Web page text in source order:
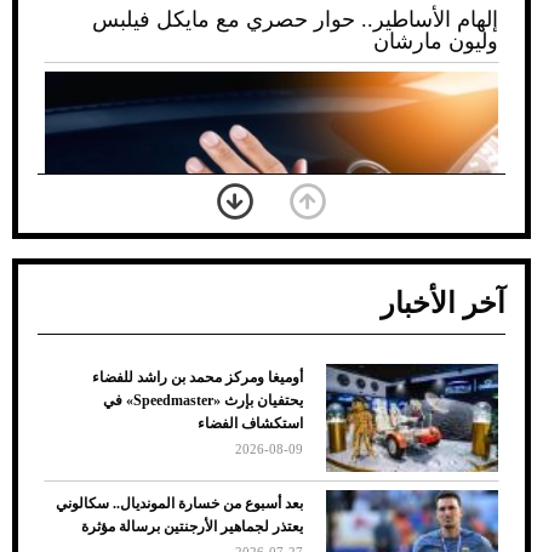
إلهام الأساطير.. حوار حصري مع مايكل فيلبس
وليون مارشان
ضعف تبريد مكيف السيارة عند الوقوف.. أشهر
الأسباب والحلول
آخر الأخبار
أوميغا ومركز محمد بن راشد للفضاء
يحتفيان بإرث «Speedmaster» في
استكشاف الفضاء
2026-08-09
بعد أسبوع من خسارة المونديال.. سكالوني
يعتذر لجماهير الأرجنتين برسالة مؤثرة